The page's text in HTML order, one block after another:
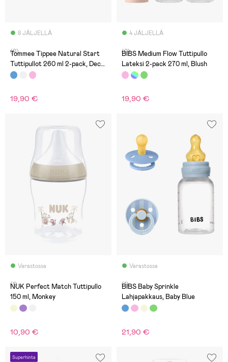
8 JÄLJELLÄ
(0)
Tommee Tippee Natural Start
Tuttipullot 260 ml 2-pack, Deco
Blue
19,90 €
4 JÄLJELLÄ
(0)
BIBS Medium Flow Tuttipullo
Lateksi 2-pack 270 ml, Blush
19,90 €
Varastossa
(1)
NUK Perfect Match Tuttipullo
150 ml, Monkey
10,90 €
Varastossa
(1)
BIBS Baby Sprinkle
Lahjapakkaus, Baby Blue
21,90 €
Superhinta